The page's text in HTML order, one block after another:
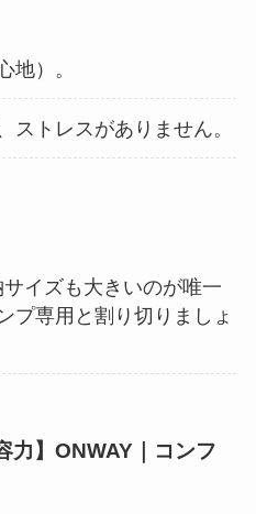
地）。
ストレスがありません。
イズも大きいのが唯一
プ専用と割り切りましょ
力】ONWAY｜コンフ